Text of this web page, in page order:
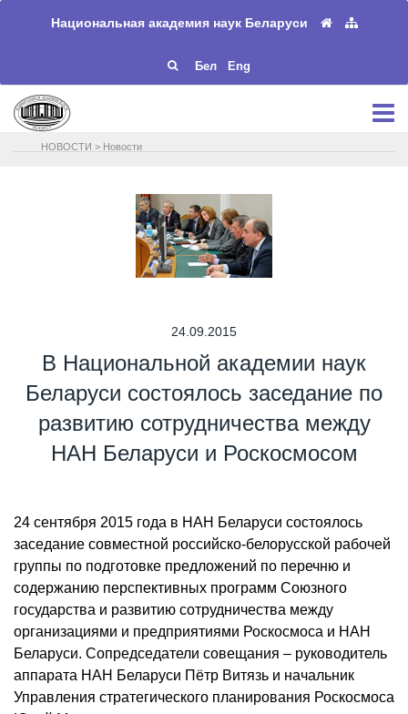
Национальная академия наук Беларуси
Бел Eng
НОВОСТИ > Новости
24.09.2015
В Национальной академии наук
Беларуси состоялось заседание по
развитию сотрудничества между
НАН Беларуси и Роскосмосом
24 сентября 2015 года в НАН Беларуси состоялось
заседание совместной российско-белорусской рабочей
группы по подготовке предложений по перечню и
содержанию перспективных программ Союзного
государства и развитию сотрудничества между
организациями и предприятиями Роскосмоса и НАН
Беларуси. Сопредседатели совещания – руководитель
аппарата НАН Беларуси Пётр Витязь и начальник
Управления стратегического планирования Роскосмоса